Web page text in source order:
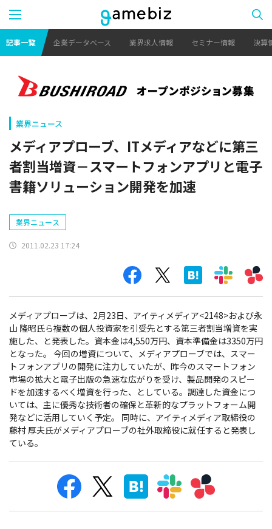
記事一覧 企業データベース 業界求人情報 セミナー情報 決算
業界ニュース
メディアプローブ、ITメディアなどに第三
者割当増資－スマートフォンアプリと電子
書籍ソリューション開発を加速
業界ニュース
2011.02.23 17:24
メディアプローブは、2月23日、アイティメディア<2148>および永
山 隆昭氏ら複数の個人投資家を引受先とする第三者割当増資を実
施した、と発表した。資本金は4,550万円、資本準備金は3350万円
となった。 今回の増資について、メディアプローブでは、スマー
トフォンアプリの開発に注力していたが、昨今のスマートフォン
市場の拡大と電子出版の急速な広がりを受け、製品開発のスピー
ドを加速するべく増資を行った、としている。調達した資金につ
いては、主に優秀な技術者の確保と革新的なプラットフォーム開
発などに活用していく予定。 同時に、アイティメディア取締役の
藤村 厚夫氏がメディアプローブの社外取締役に就任すると発表し
ている。